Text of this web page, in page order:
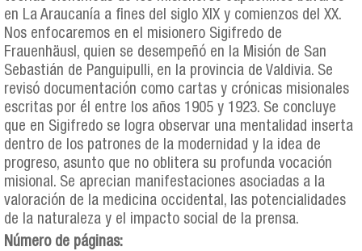
en La Araucanía a fines del siglo XIX y comienzos del XX.
Nos enfocaremos en el misionero Sigifredo de
Frauenhäusl, quien se desempeñó en la Misión de San
Sebastián de Panguipulli, en la provincia de Valdivia. Se
revisó documentación como cartas y crónicas misionales
escritas por él entre los años 1905 y 1923. Se concluye
que en Sigifredo se logra observar una mentalidad inserta
dentro de los patrones de la modernidad y la idea de
progreso, asunto que no oblitera su profunda vocación
misional. Se aprecian manifestaciones asociadas a la
valoración de la medicina occidental, las potencialidades
de la naturaleza y el impacto social de la prensa.
Número de páginas: